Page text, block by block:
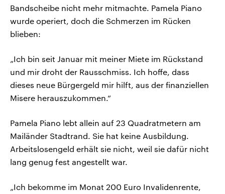
Bandscheibe nicht mehr mitmachte. Pamela Piano
wurde operiert, doch die Schmerzen im Rücken
blieben:
„Ich bin seit Januar mit meiner Miete im Rückstand
und mir droht der Rausschmiss. Ich hoffe, dass
dieses neue Bürgergeld mir hilft, aus der finanziellen
Misere herauszukommen.“
Pamela Piano lebt allein auf 23 Quadratmetern am
Mailänder Stadtrand. Sie hat keine Ausbildung.
Arbeitslosengeld erhält sie nicht, weil sie dafür nicht
lang genug fest angestellt war.
„Ich bekomme im Monat 200 Euro Invalidenrente,